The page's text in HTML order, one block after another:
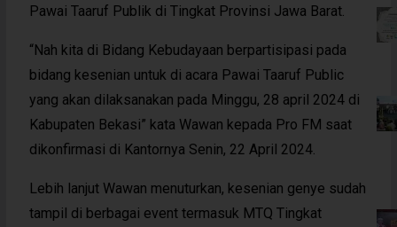
Pawai Taaruf Publik di Tingkat Provinsi Jawa Barat.
“Nah kita di Bidang Kebudayaan berpartisipasi pada
bidang kesenian untuk di acara Pawai Taaruf Public
yang akan dilaksanakan pada Minggu, 28 april 2024 di
Kabupaten Bekasi” kata Wawan kepada Pro FM saat
dikonfirmasi di Kantornya Senin, 22 April 2024.
Lebih lanjut Wawan menuturkan, kesenian genye sudah
tampil di berbagai event termasuk MTQ Tingkat